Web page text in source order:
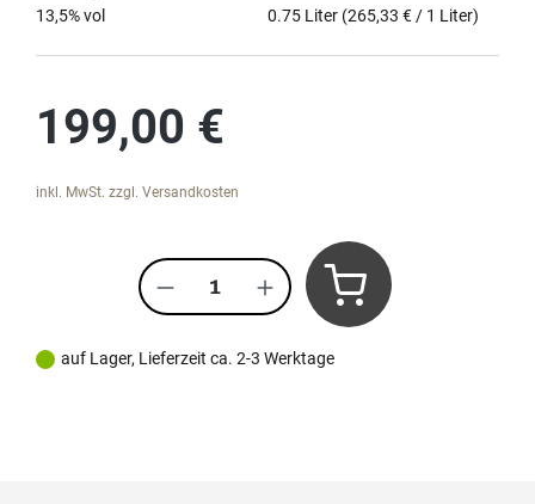
13,5% vol
0.75 Liter (265,33 € / 1 Liter)
199,00 €
inkl. MwSt. zzgl. Versandkosten
Produkt Anzahl: Gib den
auf Lager, Lieferzeit ca. 2-3 Werktage